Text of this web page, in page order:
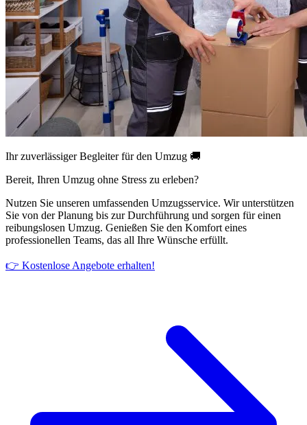
Ihr zuverlässiger Begleiter für den Umzug 🚚
Bereit, Ihren Umzug ohne Stress zu erleben?
Nutzen Sie unseren umfassenden Umzugsservice. Wir unterstützen
Sie von der Planung bis zur Durchführung und sorgen für einen
reibungslosen Umzug. Genießen Sie den Komfort eines
professionellen Teams, das all Ihre Wünsche erfüllt.
👉 Kostenlose Angebote erhalten!